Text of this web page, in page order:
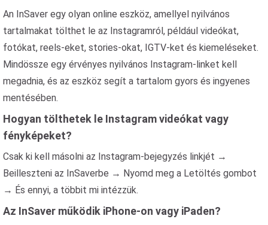
An InSaver egy olyan online eszköz, amellyel nyilvános
tartalmakat tölthet le az Instagramról, például videókat,
fotókat, reels-eket, stories-okat, IGTV-ket és kiemeléseket.
Mindössze egy érvényes nyilvános Instagram-linket kell
megadnia, és az eszköz segít a tartalom gyors és ingyenes
mentésében.
Hogyan tölthetek le Instagram videókat vagy
fényképeket?
Csak ki kell másolni az Instagram-bejegyzés linkjét →
Beilleszteni az InSaverbe → Nyomd meg a Letöltés gombot
→ És ennyi, a többit mi intézzük.
Az InSaver működik iPhone-on vagy iPaden?